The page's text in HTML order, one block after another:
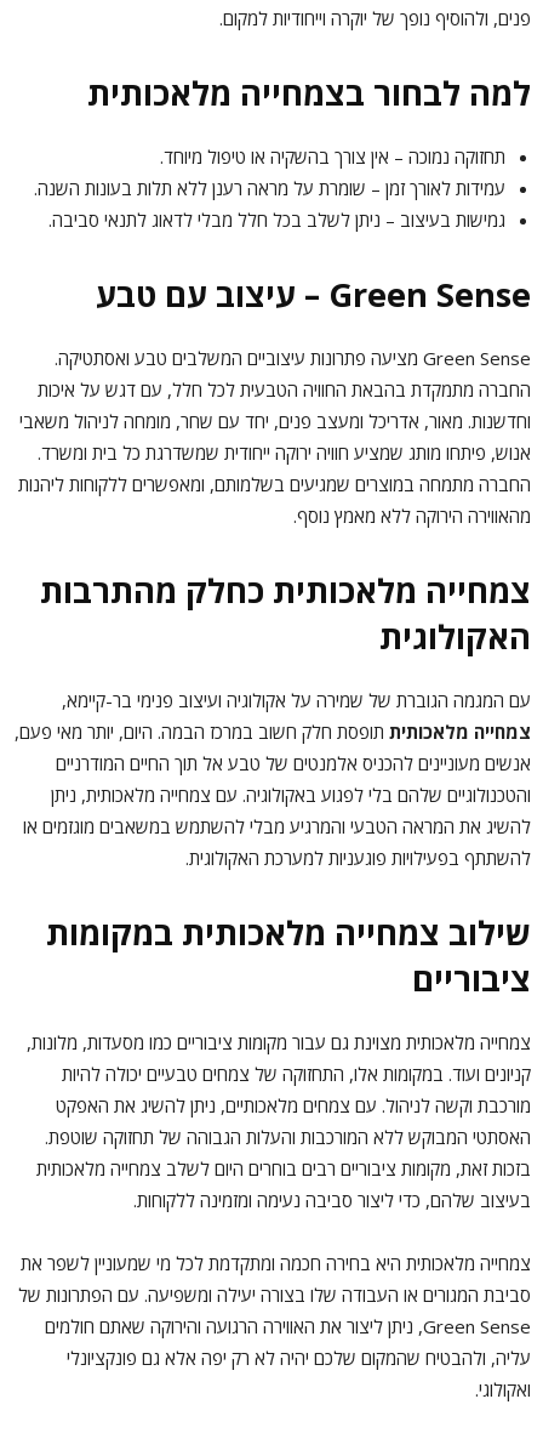
פנים, ולהוסיף נופך של יוקרה וייחודיות למקום.
למה לבחור בצמחייה מלאכותית
תחזוקה נמוכה – אין צורך בהשקיה או טיפול מיוחד.
עמידות לאורך זמן – שומרת על מראה רענן ללא תלות בעונות השנה.
גמישות בעיצוב – ניתן לשלב בכל חלל מבלי לדאוג לתנאי סביבה.
Green Sense – עיצוב עם טבע
Green Sense מציעה פתרונות עיצוביים המשלבים טבע ואסתטיקה.
החברה מתמקדת בהבאת החוויה הטבעית לכל חלל, עם דגש על איכות
וחדשנות. מאור, אדריכל ומעצב פנים, יחד עם שחר, מומחה לניהול משאבי
אנוש, פיתחו מותג שמציע חוויה ירוקה ייחודית שמשדרגת כל בית ומשרד.
החברה מתמחה במוצרים שמגיעים בשלמותם, ומאפשרים ללקוחות ליהנות
מהאווירה הירוקה ללא מאמץ נוסף.
צמחייה מלאכותית כחלק מהתרבות
האקולוגית
עם המגמה הגוברת של שמירה על אקולוגיה ועיצוב פנימי בר-קיימא,
צמחייה מלאכותית תופסת חלק חשוב במרכז הבמה. היום, יותר מאי פעם,
אנשים מעוניינים להכניס אלמנטים של טבע אל תוך החיים המודרניים
והטכנולוגיים שלהם בלי לפגוע באקולוגיה. עם צמחייה מלאכותית, ניתן
להשיג את המראה הטבעי והמרגיע מבלי להשתמש במשאבים מוגזמים או
להשתתף בפעילויות פוגעניות למערכת האקולוגית.
שילוב צמחייה מלאכותית במקומות
ציבוריים
צמחייה מלאכותית מצוינת גם עבור מקומות ציבוריים כמו מסעדות, מלונות,
קניונים ועוד. במקומות אלו, התחזוקה של צמחים טבעיים יכולה להיות
מורכבת וקשה לניהול. עם צמחים מלאכותיים, ניתן להשיג את האפקט
האסתטי המבוקש ללא המורכבות והעלות הגבוהה של תחזוקה שוטפת.
בזכות זאת, מקומות ציבוריים רבים בוחרים היום לשלב צמחייה מלאכותית
בעיצוב שלהם, כדי ליצור סביבה נעימה ומזמינה ללקוחות.
צמחייה מלאכותית היא בחירה חכמה ומתקדמת לכל מי שמעוניין לשפר את
סביבת המגורים או העבודה שלו בצורה יעילה ומשפיעה. עם הפתרונות של
Green Sense, ניתן ליצור את האווירה הרגועה והירוקה שאתם חולמים
עליה, ולהבטיח שהמקום שלכם יהיה לא רק יפה אלא גם פונקציונלי
ואקולוגי.